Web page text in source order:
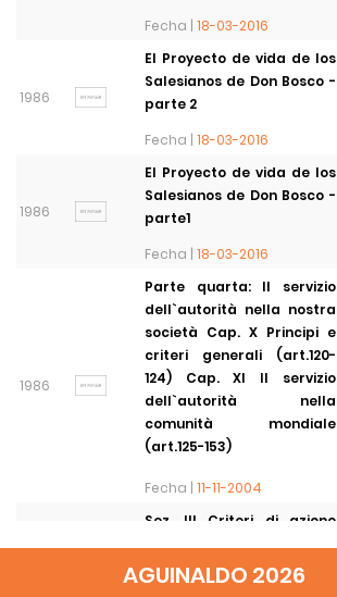
Fecha | 18-03-2016
1986
El Proyecto de vida de los
Salesianos de Don Bosco -
parte 2
Fecha | 18-03-2016
1986
El Proyecto de vida de los
Salesianos de Don Bosco -
parte1
Fecha | 18-03-2016
1986
Parte quarta: Il servizio
dell`autorità nella nostra
società Cap. X Principi e
criteri generali (art.120-
124) Cap. XI Il servizio
dell`autorità nella
comunità mondiale
(art.125-153)
Fecha | 11-11-2004
Sez. III Criteri di azione
Sez.IV I corresponsabili
della missione (art.44-48)
AGUINALDO 2026